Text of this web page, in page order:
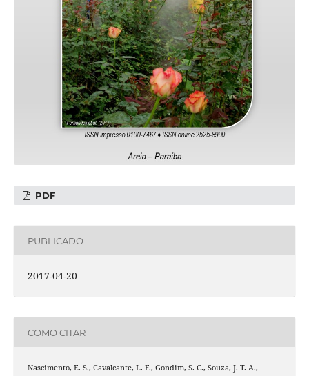
PDF
PUBLICADO
2017-04-20
COMO CITAR
Nascimento, E. S., Cavalcante, L. F., Gondim, S. C., Souza, J. T. A.,